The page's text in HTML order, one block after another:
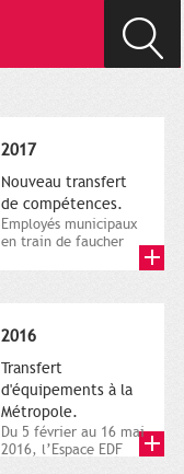
2017
Nouveau transfert
de compétences.
Employés municipaux
en train de faucher
2016
Transfert
d'équipements à la
Métropole.
Du 5 février au 16 mai
2016, l’Espace EDF